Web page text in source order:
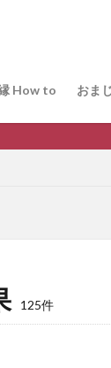
How to おま
復縁の悩
125件